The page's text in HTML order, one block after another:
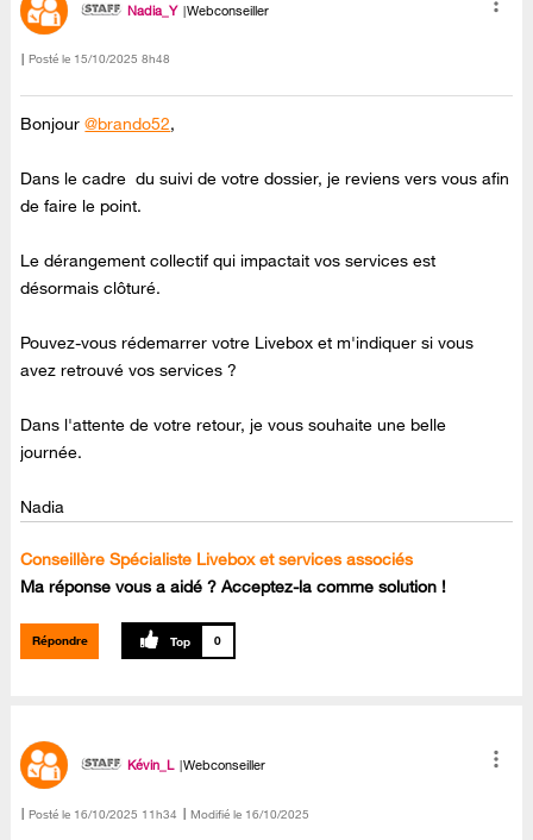
Nadia_Y Webconseiller
Posté le ‎15/10/2025 8h48
Bonjour@brando52,
Dans le cadre du suivi de votre dossier, je reviens vers vous afin
de faire le point.
Le dérangement collectif qui impactait vos services est
désormais clôturé.
Pouvez-vous rédemarrer votre Livebox et m'indiquer si vous
avez retrouvé vos services ?
Dans l'attente de votre retour, je vous souhaite une belle
journée.
Nadia
Conseillère Spécialiste Livebox et services associés
Ma réponse vous a aidé ? Acceptez-la comme solution !
Répondre 0
Kévin_L Webconseiller
Posté le ‎16/10/2025 11h34 Modifié le 16/10/2025